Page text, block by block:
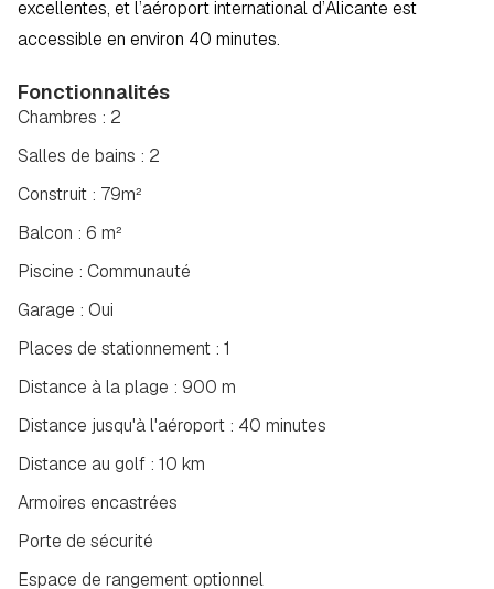
excellentes, et l’aéroport international d’Alicante est
accessible en environ 40 minutes.
Fonctionnalités
Salles de bains : 2
Construit : 79m²
Chambres : 2
Balcon : 6 m²
Piscine : Communauté
Garage : Oui
Places de stationnement : 1
Distance à la plage : 900 m
Distance jusqu'à l'aéroport : 40 minutes
Distance au golf : 10 km
Armoires encastrées
Porte de sécurité
Espace de rangement optionnel